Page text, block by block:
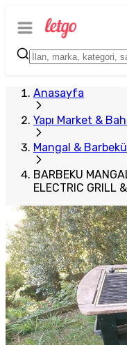
Anasayfa
Yapı Market &
Mangal & Barbekü
BARBEKU
ELECTRIC GRILL